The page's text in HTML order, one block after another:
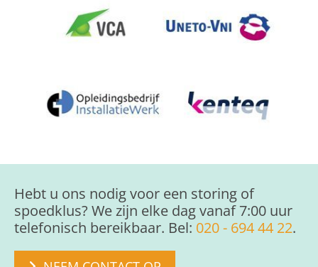
Hebt u ons nodig voor een storing of
spoedklus? We zijn elke dag vanaf 7:00 uur
telefonisch bereikbaar. Bel: 020 - 694 44 22.